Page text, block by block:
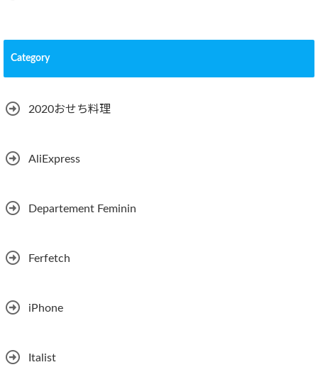
Category
2020おせち料理
AliExpress
Departement Feminin
Ferfetch
iPhone
Italist